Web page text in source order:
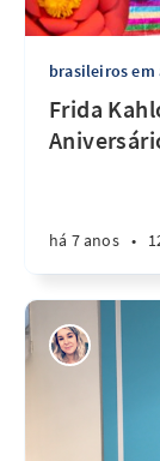
brasileiros em
Frida
há 7 anos •